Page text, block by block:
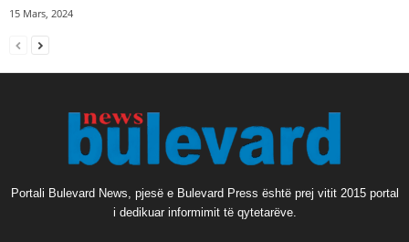
15 Mars, 2024
Portali Bulevard News, pjesë e Bulevard Press është prej vitit 2015 portal
i dedikuar informimit të qytetarëve.